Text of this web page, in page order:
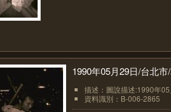
1990年05月29日/台北
描述：圖說描述:1990年
資料識別：B-006-2865